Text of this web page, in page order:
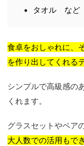
タオル など
食卓をおしゃれに、
を作り出してくれる
シンプルで高級感の
くれます。
グラスセットやペア
大人数での活用もで